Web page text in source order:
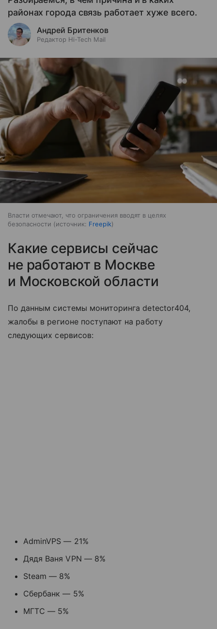
районах города связь работает хуже всего.
Андрей Бритенков
Редактор Hi-Tech Mail
Власти отмечают, что ограничения вводят в целях
безопасности
источник: Freepik
Какие сервисы сейчас
не работают в Москве
и Московской области
По данным системы мониторинга detector404,
жалобы в регионе поступают на работу
следующих сервисов:
AdminVPS — 21%
Дядя Ваня VPN — 8%
Steam — 8%
Сбербанк — 5%
МГТС — 5%